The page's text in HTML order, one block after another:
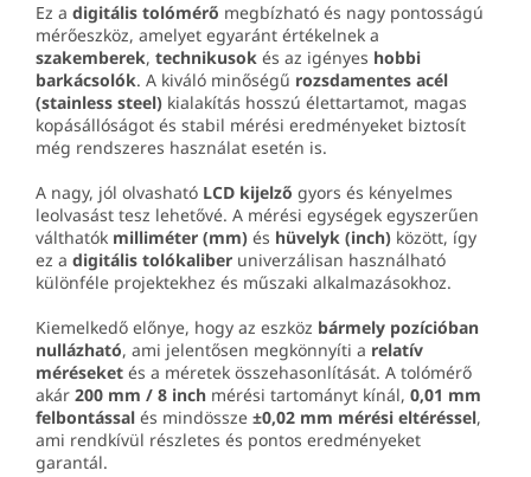
Ez a digitális tolómérő megbízható és nagy pontosságú
mérőeszköz, amelyet egyaránt értékelnek a
szakemberek, technikusok és az igényes hobbi
barkácsolók. A kiváló minőségű rozsdamentes acél
(stainless steel) kialakítás hosszú élettartamot, magas
kopásállóságot és stabil mérési eredményeket biztosít
még rendszeres használat esetén is.
A nagy, jól olvasható LCD kijelző gyors és kényelmes
leolvasást tesz lehetővé. A mérési egységek egyszerűen
válthatók milliméter (mm) és hüvelyk (inch) között, így
ez a digitális tolókaliber univerzálisan használható
különféle projektekhez és műszaki alkalmazásokhoz.
Kiemelkedő előnye, hogy az eszköz bármely pozícióban
nullázható, ami jelentősen megkönnyíti a relatív
méréseket és a méretek összehasonlítását. A tolómérő
akár 200 mm / 8 inch mérési tartományt kínál, 0,01 mm
felbontással és mindössze ±0,02 mm mérési eltéréssel,
ami rendkívül részletes és pontos eredményeket
garantál.